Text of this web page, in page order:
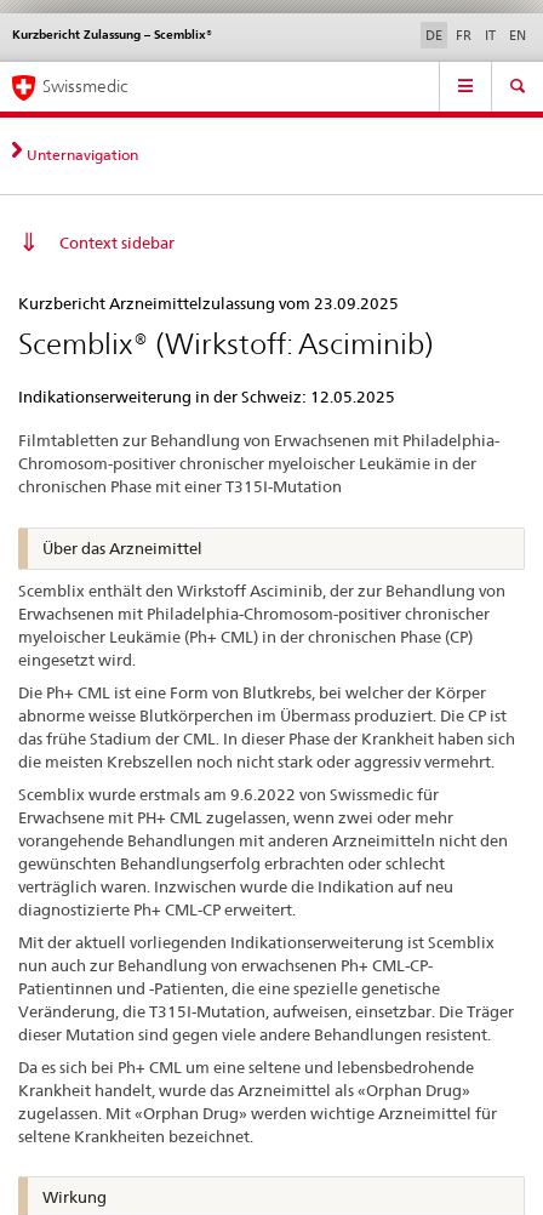
Direktnavigation
News,
Rechtsgrundlagen,
Kontakt
News & Updates Kontakt | Support & Hilfe
Kurzbericht Zulassung – Scemblix®
Sprachwahl DE FR IT EN
Service
Hauptnavigation
Swissmedic
Unternavigation
Context sidebar
Zulassung
–
Scemblix®
Kurzbericht Arzneimittelzulassung vom 23.09.2025
Scemblix® (Wirkstoff: Asciminib)
Indikationserweiterung in der Schweiz: 12.05.2025
Filmtabletten zur Behandlung von Erwachsenen mit Philadelphia-
Chromosom-positiver chronischer myeloischer Leukämie in der
chronischen Phase mit einer T315I-Mutation
Über das Arzneimittel
Scemblix enthält den Wirkstoff Asciminib, der zur Behandlung von
Erwachsenen mit Philadelphia-Chromosom-positiver chronischer
myeloischer Leukämie (Ph+ CML) in der chronischen Phase (CP)
eingesetzt wird.
Die Ph+ CML ist eine Form von Blutkrebs, bei welcher der Körper
abnorme weisse Blutkörperchen im Übermass produziert. Die CP ist
das frühe Stadium der CML. In dieser Phase der Krankheit haben sich
die meisten Krebszellen noch nicht stark oder aggressiv vermehrt.
Scemblix wurde erstmals am 9.6.2022 von Swissmedic für
Erwachsene mit PH+ CML zugelassen, wenn zwei oder mehr
vorangehende Behandlungen mit anderen Arzneimitteln nicht den
gewünschten Behandlungserfolg erbrachten oder schlecht
verträglich waren. Inzwischen wurde die Indikation auf neu
diagnostizierte Ph+ CML-CP erweitert.
Mit der aktuell vorliegenden Indikationserweiterung ist Scemblix
nun auch zur Behandlung von erwachsenen Ph+ CML-CP-
Patientinnen und -Patienten, die eine spezielle genetische
Veränderung, die T315I-Mutation, aufweisen, einsetzbar. Die Träger
dieser Mutation sind gegen viele andere Behandlungen resistent.
Da es sich bei Ph+ CML um eine seltene und lebensbedrohende
Krankheit handelt, wurde das Arzneimittel als «Orphan Drug»
zugelassen. Mit «Orphan Drug» werden wichtige Arzneimittel für
seltene Krankheiten bezeichnet.
Wirkung